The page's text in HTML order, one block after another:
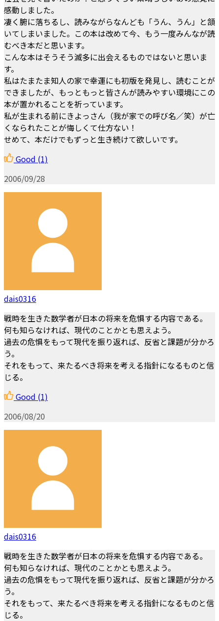
感動しました。
凄く腑に落ちるし、読みながらなんども「うん、うん」と頷
いてしまいました。この本は改めて今、もう一度みんなが読
むべき本だと思います。
こんな本はそうそう滅多に出会えるものではないと思いま
す。
私はたまたま知人の家で幸運にも初版を発見し、読むことが
できましたが、もっともっと皆さんが読みやすい環境にこの
本が置かれることを祈っています。
私が生まれる前にきよっさん（我が家での呼び名／笑）が亡
くなられたことが悔しくて仕方ない！
せめて、本だけでもずっと生き続けて欲しいです。
Good (1)
2006/09/28
dais0316
戦時を生きた数学者が日本の将来を危惧する内容である。
何も知らなければ、現代のことかとも思えよう。
過去の危惧をもって現代を振り返れば、反省と課題が分かろ
う。
それをもって、来たるべき将来を考える指針になるものと信
じる。
Good (1)
2006/08/20
dais0316
戦時を生きた数学者が日本の将来を危惧する内容である。
何も知らなければ、現代のことかとも思えよう。
過去の危惧をもって現代を振り返れば、反省と課題が分かろ
う。
それをもって、来たるべき将来を考える指針になるものと信
じる。